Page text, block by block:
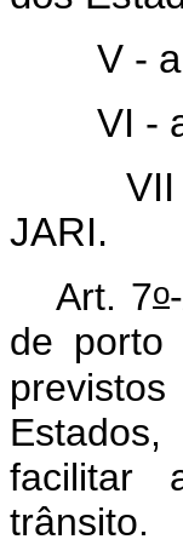
V - a
VI - as
VII -
JARI.
Art. 7o
de porto
facilitar